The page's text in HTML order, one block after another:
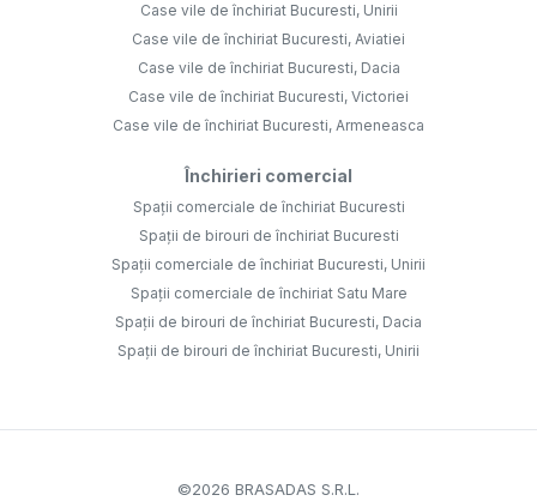
Case vile de închiriat Bucuresti, Unirii
Case vile de închiriat Bucuresti, Aviatiei
Case vile de închiriat Bucuresti, Dacia
Case vile de închiriat Bucuresti, Victoriei
Case vile de închiriat Bucuresti, Armeneasca
Închirieri comercial
Spații comerciale de închiriat Bucuresti
Spații de birouri de închiriat Bucuresti
Spații comerciale de închiriat Bucuresti, Unirii
Spații comerciale de închiriat Satu Mare
Spații de birouri de închiriat Bucuresti, Dacia
Spații de birouri de închiriat Bucuresti, Unirii
©2026 BRASADAS S.R.L.